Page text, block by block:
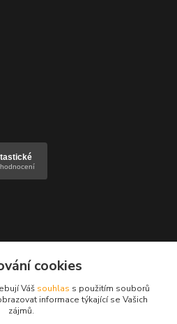
cookies
Váš souhlas s použitím souborů
informace týkající se Vašich
zájmů.